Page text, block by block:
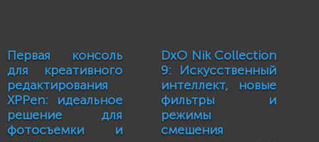
Первая консоль
для креативного
редактирования
XPPen: идеальное
решение для
фотосъемки и
DxO Nik Collection
9: Искусственный
интеллект, новые
фильтры и
режимы
смешения